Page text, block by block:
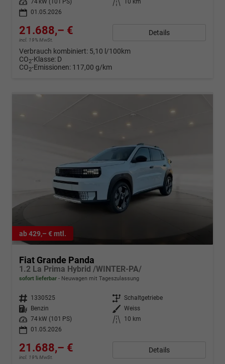
Leistung 74 kW (101 PS) Kilometerstand
10 km
01.05.2026
21.688,– €
incl. 19% MwSt.
Details
Verbrauch kombiniert: 5,10 l/100km
CO2-Klasse: D
CO2-Emissionen: 117,00 g/km
ab 429,– € mtl.
Fiat Grande Panda
1.2 La Prima Hybrid /WINTER-PA/
sofort lieferbar Neuwagen mit Tageszulassung
Fahrzeugnr. 1330525 Getriebe Schaltgetriebe
Kraftstoff
Benzin Außenfarbe Weiss
Leistung
74 kW (101 PS) Kilometerstand
10 km
01.05.2026
21.688,– €
incl. 19% MwSt.
Details